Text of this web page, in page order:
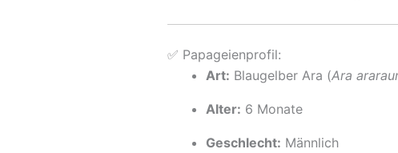
✅ Papageienprofil:
Art: Blaugelber Ara (Ara
Alter: 6 Monate
Geschlecht: Männlich